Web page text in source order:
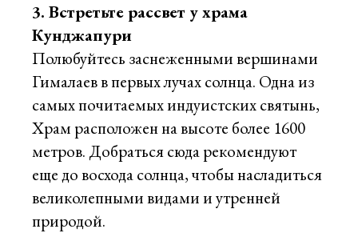
3. Встретьте рассвет у храма
Кунджапури
Полюбуйтесь заснеженными вершинами
Гималаев в первых лучах солнца. Одна из
самых почитаемых индуистских святынь,
Храм расположен на высоте более 1600
метров. Добраться сюда рекомендуют
еще до восхода солнца, чтобы насладиться
великолепными видами и утренней
природой.